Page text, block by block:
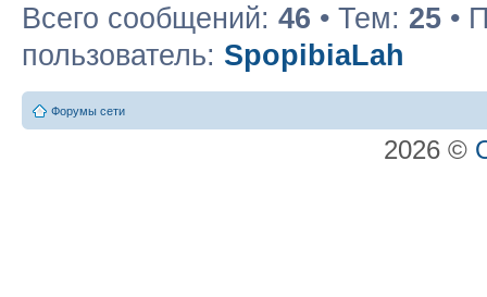
Всего сообщений: 46 • Тем: 25 •
пользователь: SpopibiaLah
Форумы сети
2026 ©